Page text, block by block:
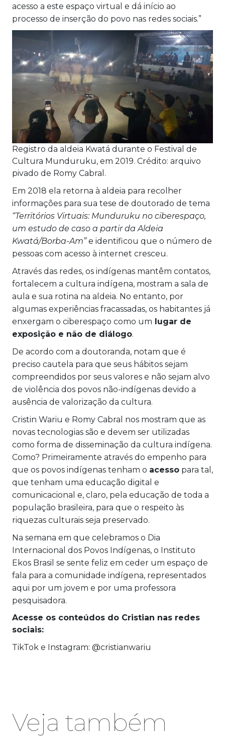
acesso a este espaço virtual e dá início ao
processo de inserção do povo nas redes sociais.”
Registro da aldeia Kwatá durante o Festival de
Cultura Munduruku, em 2019. Crédito: arquivo
pivado de Romy Cabral.
Em 2018 ela retorna à aldeia para recolher
informações para sua tese de doutorado de tema
“Territórios Virtuais: Munduruku no ciberespaço,
um estudo de caso a partir da Aldeia
Kwatá/Borba-Am”e identificou que o número de
pessoas com acesso à internet cresceu.
Através das redes, os indígenas mantêm contatos,
fortalecem a cultura indígena, mostram a sala de
aula e sua rotina na aldeia. No entanto, por
algumas experiências fracassadas, os habitantes já
enxergam o ciberespaço como um lugar de
exposição e não de diálogo.
De acordo com a doutoranda, notam que é
preciso cautela para que seus hábitos sejam
compreendidos por seus valores e não sejam alvo
de violência dos povos não-indígenas devido a
ausência de valorização da cultura.
Cristin Wariu e Romy Cabral nos mostram que as
novas tecnologias são e devem ser utilizadas
como forma de disseminação da cultura indígena.
Como? Primeiramente através do empenho para
que os povos indígenas tenham o acesso para tal,
que tenham uma educação digital e
comunicacional e, claro, pela educação de toda a
população brasileira, para que o respeito às
riquezas culturais seja preservado.
Na semana em que celebramos o Dia
Internacional dos Povos Indígenas, o Instituto
Ekos Brasil se sente feliz em ceder um espaço de
fala para a comunidade indígena, representados
aqui por um jovem e por uma professora
pesquisadora.
Acesse os conteúdos do Cristian nas redes
sociais:
TikTok e Instagram: @cristianwariu
Veja também